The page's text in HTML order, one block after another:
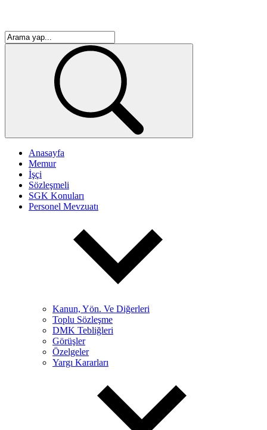
Anasayfa
Memur
İşçi
Sözleşmeli
SGK Konuları
Personel Mevzuatı
Kanun, Yön. Ve Diğerleri
Toplu Sözleşme
DMK Tebliğleri
Görüşler
Özelgeler
Yargı Kararları